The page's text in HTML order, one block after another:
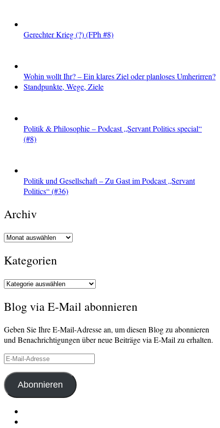
Gerechter Krieg (?) (FPh #8)
Wohin wollt Ihr? – Ein klares Ziel oder planloses Umherirren?
Standpunkte, Wege, Ziele
Politik & Philosophie – Podcast „Servant Politics special“
(#8)
Politik und Gesellschaft – Zu Gast im Podcast „Servant
Politics“ (#36)
Archiv
Archiv
Kategorien
Kategorien
Blog via E-Mail abonnieren
Geben Sie Ihre E-Mail-Adresse an, um diesen Blog zu abonnieren
und Benachrichtigungen über neue Beiträge via E-Mail zu erhalten.
E-
Adresse
Abonnieren